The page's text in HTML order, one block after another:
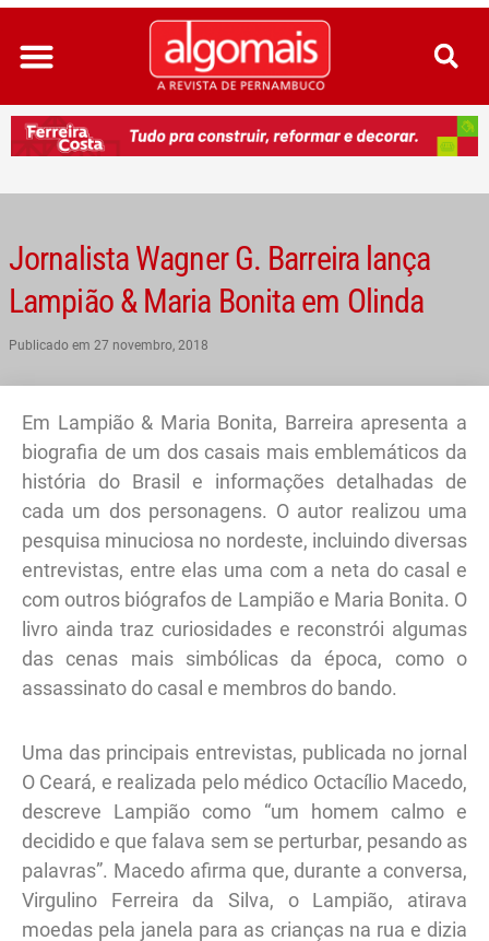
Ir
para
conteúdo
Jornalista Wagner G. Barreira lança
Lampião & Maria Bonita em Olinda
Publicado em 27 novembro, 2018
Em Lampião & Maria Bonita, Barreira apresenta a
biografia de um dos casais mais emblemáticos da
história do Brasil e informações detalhadas de
cada um dos personagens. O autor realizou uma
pesquisa minuciosa no nordeste, incluindo diversas
entrevistas, entre elas uma com a neta do casal e
com outros biógrafos de Lampião e Maria Bonita. O
livro ainda traz curiosidades e reconstrói algumas
das cenas mais simbólicas da época, como o
assassinato do casal e membros do bando.
Uma das principais entrevistas, publicada no jornal
O Ceará, e realizada pelo médico Octacílio Macedo,
descreve Lampião como “um homem calmo e
decidido e que falava sem se perturbar, pesando as
palavras”. Macedo afirma que, durante a conversa,
Virgulino Ferreira da Silva, o Lampião, atirava
moedas pela janela para as crianças na rua e dizia